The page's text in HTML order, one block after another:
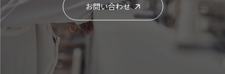
お問い合わせ